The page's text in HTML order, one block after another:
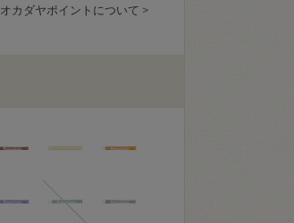
オカダヤポイントについて >